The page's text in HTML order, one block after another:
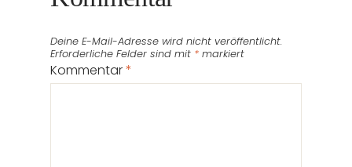
Deine E-Mail-Adresse wird nicht veröffentlicht.
Erforderliche Felder sind mit * markiert
Kommentar*